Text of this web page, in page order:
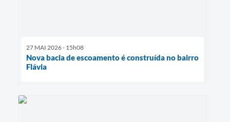
27 MAI 2026 - 15h08
Nova bacia de escoamento é construída no bairro
Flávia